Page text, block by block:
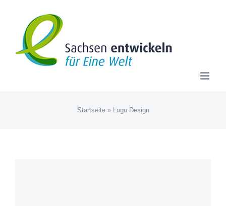
springen
Startseite» Logo Design